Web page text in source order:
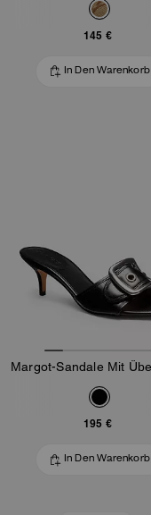
145 €
In Den Warenkorb
195 €
In Den Warenkorb